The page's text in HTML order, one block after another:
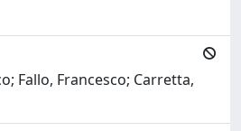
Fallo, Francesco; Carretta,